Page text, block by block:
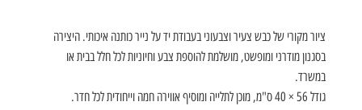
ציור מקורי של כבש צעיר וצבעוני בעבודת יד על נייר כותנה איכותי. היצירה
בסגנון מודרני ומופשט, מושלמת להוספת צבע וחיוניות לכל חלל בבית או
במשרד.
גודל 56 × 40 ס"מ, מוכן לתלייה ומוסיף אווירה חמה וייחודית לכל חדר.